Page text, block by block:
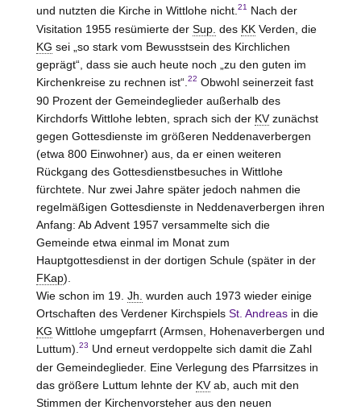
und nutzten die Kirche in Wittlohe nicht. 21
Nach der
Visitation 1955 resümierte der Sup. des KKVerden, die
KG sei „so stark vom Bewusstsein des Kirchlichen
geprägt“, dass sie auch heute noch „zu den guten im
Kirchenkreise zu rechnen ist“. 22 Obwohl seinerzeit fast
90 Prozent der Gemeindeglieder außerhalb des
Kirchdorfs Wittlohe lebten, sprach sich der KVzunächst
gegen Gottesdienste im größeren Neddenaverbergen
(etwa 800 Einwohner) aus, da er einen weiteren
Rückgang des Gottesdienstbesuches in Wittlohe
fürchtete. Nur zwei Jahre später jedoch nahmen die
regelmäßigen Gottesdienste in Neddenaverbergen ihren
Anfang: Ab Advent 1957 versammelte sich die
Gemeinde etwa einmal im Monat zum
Hauptgottesdienst in der dortigen Schule (später in der
FKap).
Wie schon im 19. Jh. wurden auch 1973 wieder einige
Ortschaften des Verdener Kirchspiels St. Andreasin die
KG Wittlohe umgepfarrt (Armsen, Hohenaverbergen und
Luttum). 23 Und erneut verdoppelte sich damit die Zahl
der Gemeindeglieder. Eine Verlegung des Pfarrsitzes in
das größere Luttum lehnte der KVab, auch mit den
Stimmen der Kirchenvorsteher aus den neuen